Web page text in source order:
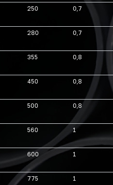
250 0,7
280 0,7
355 0,8
450 0,8
500 0,8
560 1
600 1
775 1